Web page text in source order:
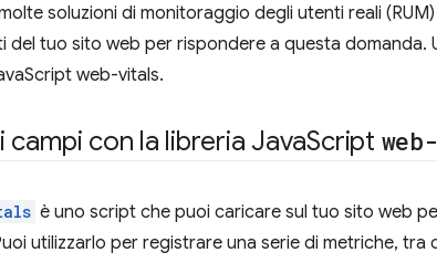
soluzioni di monitoraggio degli utenti reali
del tuo sito web per rispondere a questa domanda.
web-vitals.
con la libreria JavaScript
è uno script che puoi caricare sul tuo sito web
utilizzarlo per registrare una serie di metriche, tra